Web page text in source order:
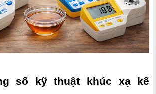
số kỹ thuật khúc xạ kế